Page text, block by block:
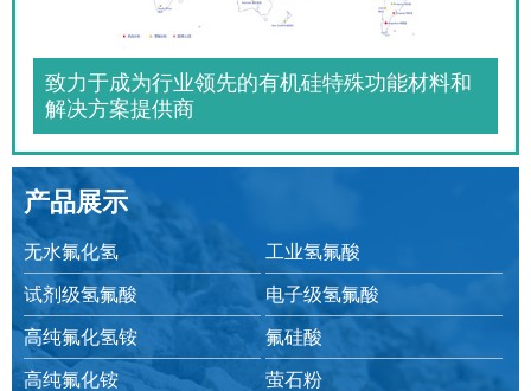
致力于成为行业领先的有机硅特殊功能材料和
解决方案提供商
产品展示
无水氟化氢
工业氢氟酸
试剂级氢氟酸
电子级氢氟酸
高纯氟化氢铵
氟硅酸
高纯氟化铵
萤石粉